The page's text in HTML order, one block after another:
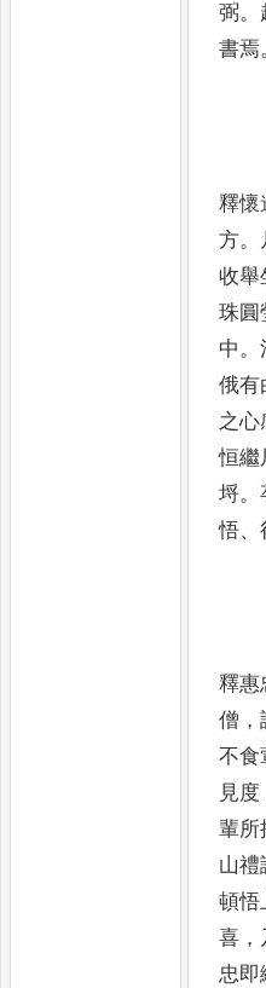
弼。
書焉
釋懷
方。
收舉
珠圓
中。
俄有
之心
恒繼
埒。
悟、
釋惠
僧 ，
不食
見度
輩所
山禮
頓悟
喜 ，
忠即